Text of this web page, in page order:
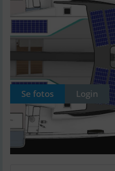
Se fotos Login